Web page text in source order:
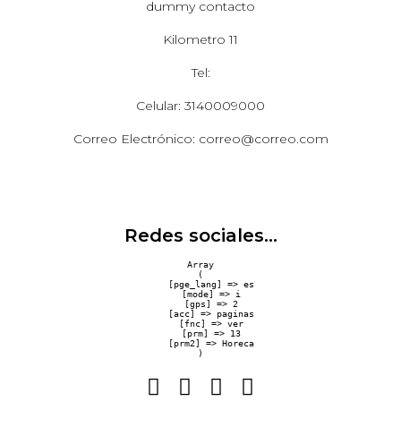
dummy contacto
Kilometro 11
Tel:
Celular: 3140009000
Correo Electrónico: correo@correo.com
Redes sociales...
Array
(
    [pge_lang] => es
    [mode] => i
    [gps] => 2
    [acc] => paginas
    [fnc] => ver
    [prm] => 13
    [prm2] => Horeca